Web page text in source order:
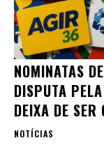
NOMINATAS
DISPUTA
DEIXA DE SER
NOTÍCIAS